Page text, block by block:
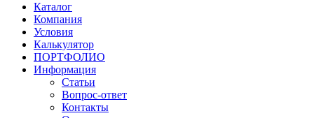
Каталог
Компания
Условия
Калькулятор
ПОРТФОЛИО
Информация
Статьи
Вопрос-ответ
Контакты